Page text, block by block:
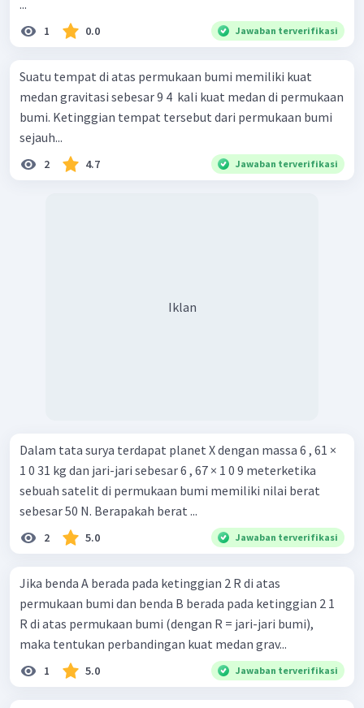
...
1 0.0 Jawaban terverifikasi
Suatu tempat di atas permukaan bumi memiliki kuat
medan gravitasi sebesar 9 4 ​ kali kuat medan di permukaan
bumi. Ketinggian tempat tersebut dari permukaan bumi
sejauh...
2 4.7 Jawaban terverifikasi
Iklan
Dalam tata surya terdapat planet X dengan massa 6 , 61 ×
1 0 31 kg dan jari-jari sebesar 6 , 67 × 1 0 9 meterketika
sebuah satelit di permukaan bumi memiliki nilai berat
sebesar 50 N. Berapakah berat ...
2 5.0 Jawaban terverifikasi
Jika benda A berada pada ketinggian 2 R di atas
permukaan bumi dan benda B berada pada ketinggian 2 1 ​
R di atas permukaan bumi (dengan R = jari-jari bumi),
maka tentukan perbandingan kuat medan grav...
1 5.0 Jawaban terverifikasi